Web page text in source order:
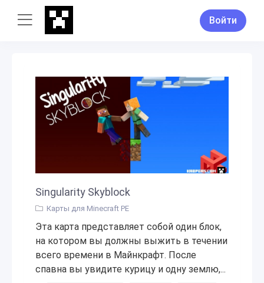
Войти
Singularity Skyblock
Карты для Minecraft PE
Эта карта представляет собой один блок,
на котором вы должны выжить в течении
всего времени в Майнкрафт. После
спавна вы увидите курицу и одну землю,...